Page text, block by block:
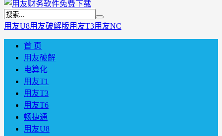
用友U8用友破解版用友T3用友NC
首 页
用友破解
电算化
用友T1
用友T3
用友T6
畅捷通
用友U8